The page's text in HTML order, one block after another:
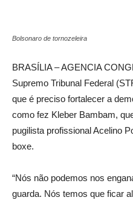
Bolsonaro de tornozeleira
BRASÍLIA – AGENCIA
Supremo Tribunal Federal
que é preciso fortalecer a
como fez Kleber Bambam,
pugilista profissional Acelino
boxe.
“Nós não podemos nos
guarda. Nós temos que ficar